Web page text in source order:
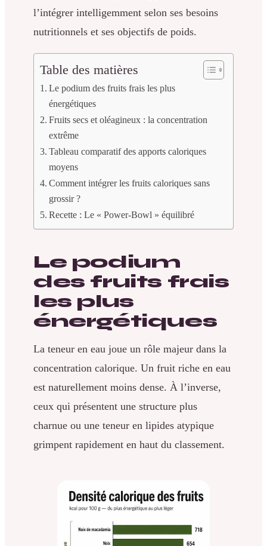
l’intégrer intelligemment selon ses besoins
nutritionnels et ses objectifs de poids.
Table des matières
Le podium des fruits frais les plus
énergétiques
Fruits secs et oléagineux : la concentration
extrême
Tableau comparatif des apports caloriques
moyens
Comment intégrer les fruits caloriques sans
grossir ?
Recette : Le « Power-Bowl » équilibré
Le podium
des fruits frais
les plus
énergétiques
La teneur en eau joue un rôle majeur dans la
concentration calorique. Un fruit riche en eau
est naturellement moins dense. À l’inverse,
ceux qui présentent une structure plus
charnue ou une teneur en lipides atypique
grimpent rapidement en haut du classement.